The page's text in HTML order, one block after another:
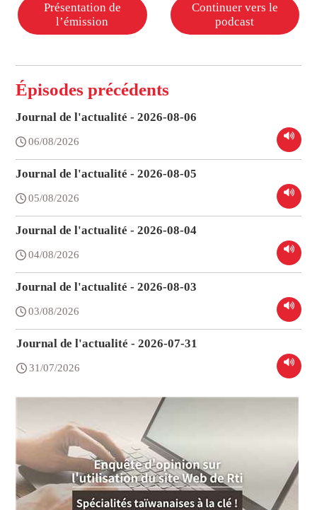
Présentation de
l’émission
Continuer vers le
podcast
Épisodes précédents
Journal de l'actualité - 2026-08-06
06/08/2026
Journal de l'actualité - 2026-08-05
05/08/2026
Journal de l'actualité - 2026-08-04
04/08/2026
Journal de l'actualité - 2026-08-03
03/08/2026
Journal de l'actualité - 2026-07-31
31/07/2026